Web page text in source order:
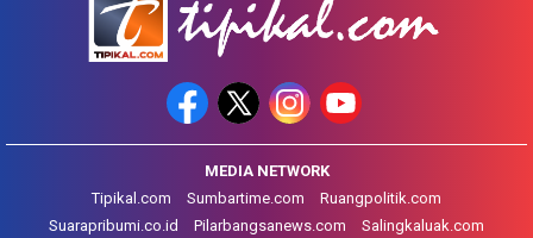
MEDIA NETWORK
Tipikal.com
Sumbartime.com
Ruangpolitik.com
Suarapribumi.co.id
Pilarbangsanews.com
Salingkaluak.com